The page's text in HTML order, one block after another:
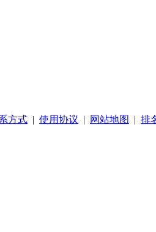
方式 | 使用协议 | 网站地图 | 排